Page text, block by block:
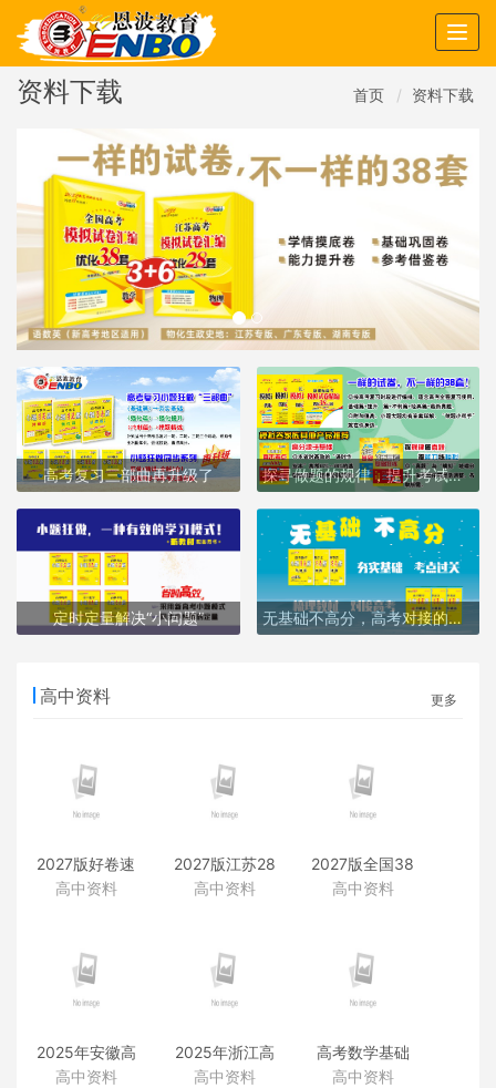
资料下载 首页 资料下载
高考复习三部曲再升级了 探寻做题的规律，提升考试的能力
定时定量解决“小问题” 无基础不高分，高考对接的密码
高中资料 更多
2027版好卷速
递附赠资料
高中资料
2027版江苏28
套附赠资料
高中资料
2027版全国38
套附赠资料
高中资料
2025年安徽高
考真题（化
高中资料
2025年浙江高
考真题（化
高中资料
高考数学基础
篇（类题拓展
高中资料